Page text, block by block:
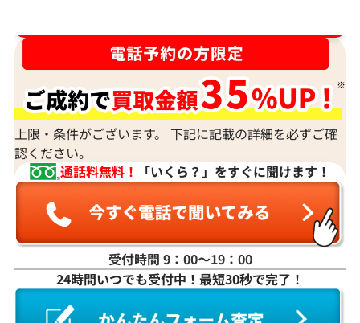
K18 / K18WG スターサファイア・多色石
リング 5.92・0.77・0.223ct
Pt･Pm900 スタ
ンド リング
上限・条件がございます。 下記に記載の詳細を必ずご確
認ください。
通話料無料！
「いくら？」をすぐに聞けます！
受付時間 9：00〜19：00
24時間いつでも受付中！最短30秒で完了！